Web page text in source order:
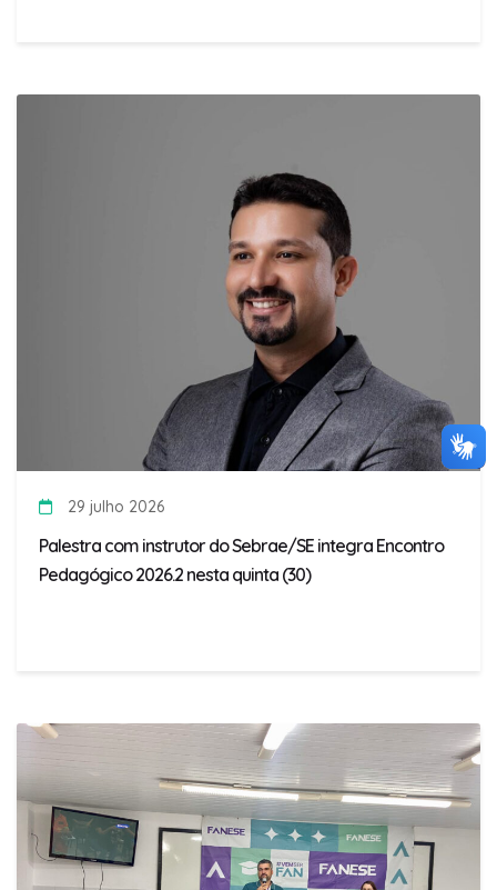
29 julho 2026
Palestra com instrutor do Sebrae/SE integra Encontro
Pedagógico 2026.2 nesta quinta (30)